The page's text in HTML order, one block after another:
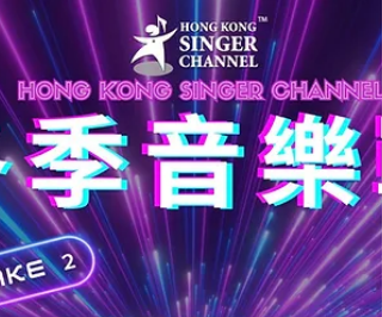
手，決賽23強誕生了！他們將會在4月4日齊齊踏
灣仔會議展覽中心的大舞台，在總決賽中爭奪終極
殊榮。我們將以電郵通知入圍者有關總決賽的安
排，大家加油！ 國語歌曲組 冠軍：鄭苑瑛 (我不難
過) 亞軍：鄭翠嫻 (心痛) 季軍：顏沛鈺 (那些你很冒
險的夢) 英文歌曲組 冠軍：黃詩慧 (Natural Woman)
亞軍：鄭翠嫻 (In Love Again) 季軍：李宗匯
Dog) 勵志親情歌曲組 冠軍：萬皓榮 (一雙手) 亞軍
張心心 (幸運是我) 季軍：張詠詩 (犀利) 上世紀廣東
歌曲組 冠軍：姚志強 (離開以後) 亞軍：李自維 (偷
摸摸) 季軍：韋澤燧 (偏偏喜歡你) 本世紀廣東歌曲
冠軍：鄭翠嫻 (忘川) 亞軍：萬皓榮 (老派約會之必